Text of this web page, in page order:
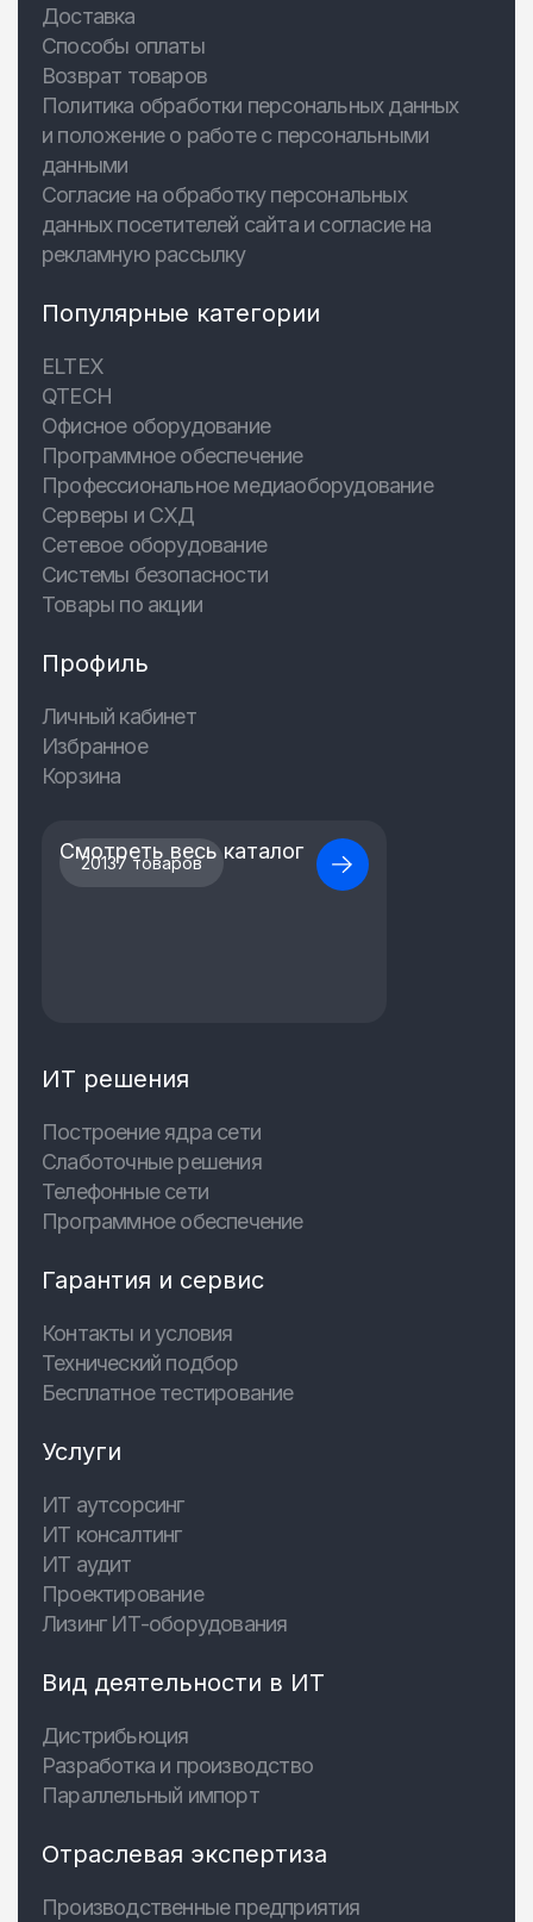
Доставка
Способы оплаты
Возврат товаров
Политика обработки персональных данных
и положение о работе с персональными
данными
Согласие на обработку персональных
данных посетителей сайта и согласие на
рекламную рассылку
Популярные категории
ELTEX
QTECH
Офисное оборудование
Программное обеспечение
Профессиональное медиаоборудование
Серверы и СХД
Сетевое оборудование
Системы безопасности
Товары по акции
Профиль
Личный кабинет
Избранное
Корзина
20137 товаров
Смотреть весь каталог
ИТ решения
Построение ядра сети
Слаботочные решения
Телефонные сети
Программное обеспечение
Гарантия и сервис
Контакты и условия
Технический подбор
Бесплатное тестирование
Услуги
ИТ аутсорсинг
ИТ консалтинг
ИТ аудит
Проектирование
Лизинг ИТ-оборудования
Вид деятельности в ИТ
Дистрибьюция
Разработка и производство
Параллельный импорт
Отраслевая экспертиза
Производственные предприятия